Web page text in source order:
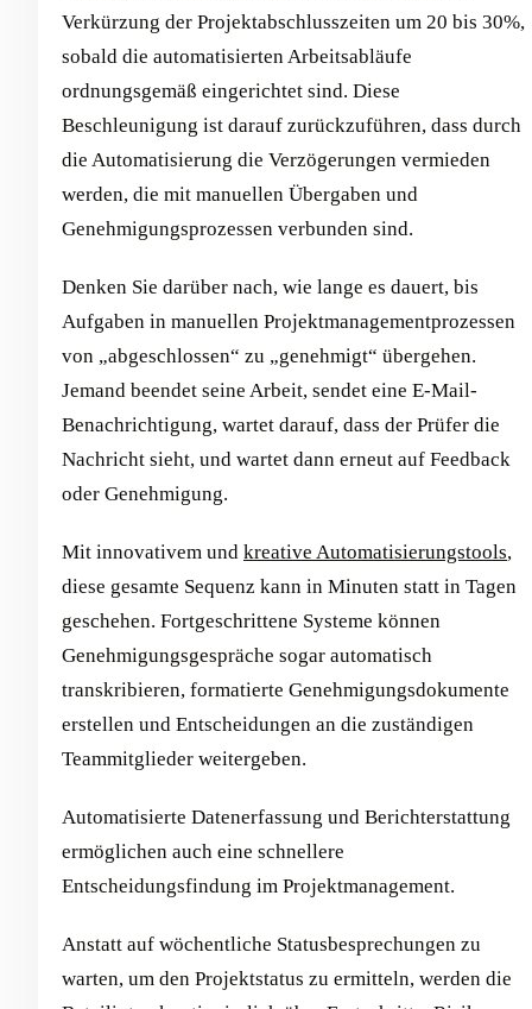
Verkürzung der Projektabschlusszeiten um 20 bis 30%,
sobald die automatisierten Arbeitsabläufe
ordnungsgemäß eingerichtet sind. Diese
Beschleunigung ist darauf zurückzuführen, dass durch
die Automatisierung die Verzögerungen vermieden
werden, die mit manuellen Übergaben und
Genehmigungsprozessen verbunden sind.
Denken Sie darüber nach, wie lange es dauert, bis
Aufgaben in manuellen Projektmanagementprozessen
von „abgeschlossen“ zu „genehmigt“ übergehen.
Jemand beendet seine Arbeit, sendet eine E-Mail-
Benachrichtigung, wartet darauf, dass der Prüfer die
Nachricht sieht, und wartet dann erneut auf Feedback
oder Genehmigung.
Mit innovativem und kreative Automatisierungstools,
diese gesamte Sequenz kann in Minuten statt in Tagen
geschehen. Fortgeschrittene Systeme können
Genehmigungsgespräche sogar automatisch
transkribieren, formatierte Genehmigungsdokumente
erstellen und Entscheidungen an die zuständigen
Teammitglieder weitergeben.
Automatisierte Datenerfassung und Berichterstattung
ermöglichen auch eine schnellere
Entscheidungsfindung im Projektmanagement.
Anstatt auf wöchentliche Statusbesprechungen zu
warten, um den Projektstatus zu ermitteln, werden die